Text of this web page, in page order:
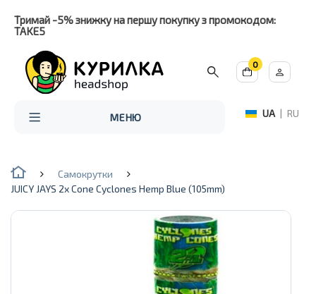
Тримай -5% знижку на першу покупку з промокодом:
TAKE5
0
МЕНЮ UA | RU
Самокрутки
JUICY JAYS 2x Cone Cyclones Hemp Blue (105mm)